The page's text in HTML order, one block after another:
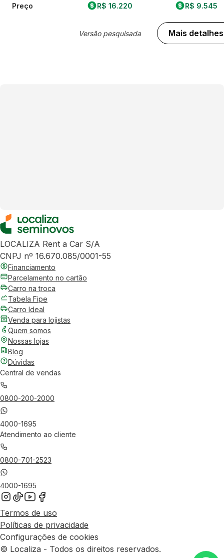
Preço R$ 16.220
Versão pesquisada
R$ 9.545
Mais detalhes
LOCALIZA Rent a Car S/A
CNPJ nº 16.670.085/0001-55
Financiamento
Parcelamento no cartão
Carro na troca
Tabela Fipe
Carro Ideal
Venda para lojistas
Quem somos
Nossas lojas
Blog
Dúvidas
Central de vendas
0800-200-2000
4000-1695
Atendimento ao cliente
0800-701-2523
4000-1695
Termos de uso
Políticas de privacidade
Configurações de cookies
© Localiza - Todos os direitos reservados.